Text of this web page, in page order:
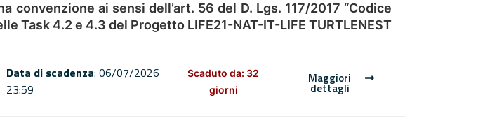
ai sensi dell’art. 56 del D. Lgs. 117/2017 “Codice
4.2 e 4.3 del Progetto LIFE21-NAT-IT-LIFE TURTLENEST
Data di scadenza: 06/07/2026
23:59
Scaduto da: 32
giorni
Maggiori
dettagli